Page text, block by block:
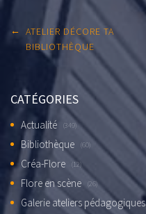
Post
navigation
← ATELIER DÉCORE TA
BIBLIOTHÈQUE
CATÉGORIES
Actualité (349)
Bibliothèque (60)
Créa-Flore (12)
Flore en scène (26)
Galerie ateliers pédagogiques